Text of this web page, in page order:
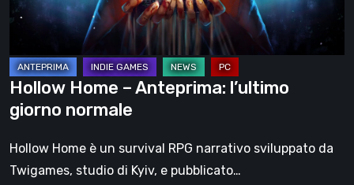
normale
Hollow Home – Anteprima: l’ultimo
giorno normale
Hollow Home è un survival RPG narrativo sviluppato da
Twigames, studio di Kyiv, e pubblicato…